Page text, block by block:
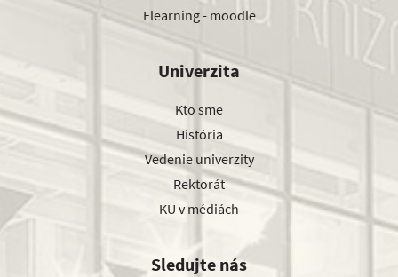
Elearning - moodle
Univerzita
Kto sme
História
Vedenie univerzity
Rektorát
KU v médiách
Sledujte nás